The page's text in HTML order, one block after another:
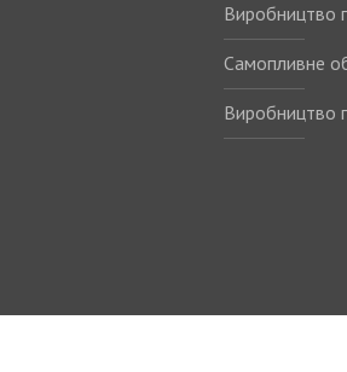
Виробництво
Самопливне
Виробництво